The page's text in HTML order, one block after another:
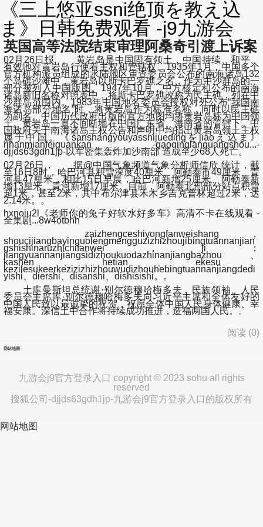
《三上悠亚ssni绝顶を教え込
ま》日韩免费观看 -j9九游会
英国高等法院结束审理阿桑奇引渡上诉案
02月26日报, 黄岩岛是中国固有领土，中国持续、和平、
有效地对黄岩岛行使着主权和管辖权。1935年1月，中国多个
官方机构派员组成的水陆地区审查委员会公布的南海诸岛132
个岛礁沙滩中，黄岩岛以斯卡巴罗礁之名，作为中沙群岛的一
部分被列入中国版图。1947年10月，中方核定和公布的南海
诸岛新旧名称对照表中，将斯卡巴罗礁改称为民主礁，列在中
沙群岛范围内。1983年中国地名委员会授权对外公布“我国南
海诸岛部分地名”时，将黄岩岛作为标准名称，同时以民主礁
为副名。中国历代政府出版的官方地图均将黄岩岛标为中国领
土。黄岩岛一直不间断地在中国广东省、海南省的管辖下。中
国政府关于南海诸岛主权公告和声明中均指出黄岩岛领土主权
属于中国。《sanshangyouyassnijuedingをjiaoえ込ま》
rihanmianfeiguankan -gaoqinglanguangshou...-
djjds63gdh1jp-以军密集轰炸加沙南部 造成至少68人死亡。
02月26日， 据@中国气象频道气象分析师信欣 统计，截
至16日8时，哈巴河县积雪深度40厘米、阿勒泰市49厘米、青
河县47厘米，相比15日早晨，哈巴河新增25厘米、阿勒泰新
增13厘米、青河新增17厘米。目前，阿勒泰北部部分站点积雪
超1米，甚至2米，其中布尔津县禾木乡吉克普林超过2米，达
2.14米。。
hxnoiu2l《老师你的兔子好软水好多车》高清不卡在线观看 -
全集剧...8w4otbhh
zaizhengceshiyongfanweishang，
shoucijiangbayinguolengmengguzizhizhoujibingtuannanjian
gshishinaruzhichifanwei，ji：
jiangyuannanjiangsidizhoukuodazhinanjiangbazhou、
kashen、hetian、ekesu、
kezilesukeerkezizizhizhouwudizhouhebingtuannanjiangdedi
yishi、diershi、disanshi、dishisishi。。
土库曼斯坦总统谢·别尔德穆哈梅多夫，民族领袖、人民
委员会主席库·别尔德穆哈梅多夫向习近平主席和全体友好的
中国人民致以最诚挚的祝贺，祝愿全体中国人民身体健康、幸
福安康。深信土中合作将持续成功推进，造福两国人民。。
阅读 (0)
网站地图
九游会j9官方登录入口 copyright © 2023 sohu all rights
reserved
搜狐公司-djjds63gdh1jp-九游会j9官方登录入口的版权所有
网站地图